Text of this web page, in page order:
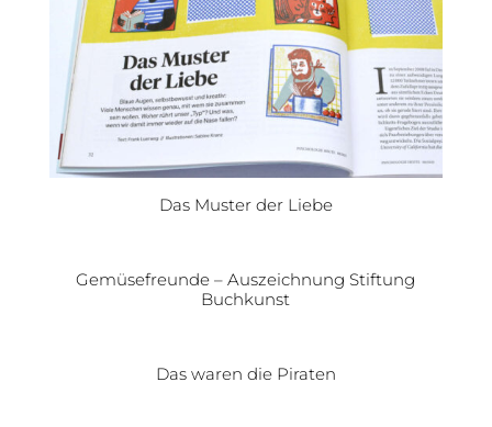
Das Muster der Liebe
Gemüsefreunde – Auszeichnung Stiftung
Buchkunst
Das waren die Piraten